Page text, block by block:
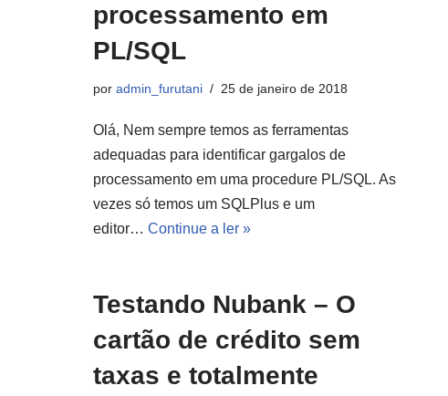
processamento em
PL/SQL
por admin_furutani 25 de janeiro de 2018
Olá, Nem sempre temos as ferramentas
adequadas para identificar gargalos de
processamento em uma procedure PL/SQL. As
vezes só temos um SQLPlus e um
editor… Continue a ler »
Testando Nubank – O
cartão de crédito sem
taxas e totalmente